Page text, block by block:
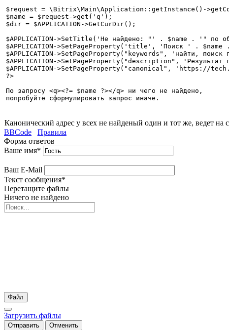
$request = \Bitrix\Main\Application::getInstance()-
$name = $request->get('q');
$dir = $APPLICATION->GetCurDir();
$APPLICATION->SetTitle('Не найдено: "' . $name . '" по
$APPLICATION->SetPageProperty('title', 'Поиск ' .
$APPLICATION->SetPageProperty("keywords", 'найти,
$APPLICATION->SetPageProperty("description",
$APPLICATION->SetPageProperty("canonical", 'https://
?>
По запросу <q><?= $name ?></q> ни чего не найдено,
Канонический адрес у всех не найденый один и тот же, ведет на
BBCode
Правила
Форма ответов
Ваше имя*
Ваш E-Mail
Текст сообщения*
Перетащите файлы
Ничего не найдено
Файл
Загрузить файлы
Отправить Отменить